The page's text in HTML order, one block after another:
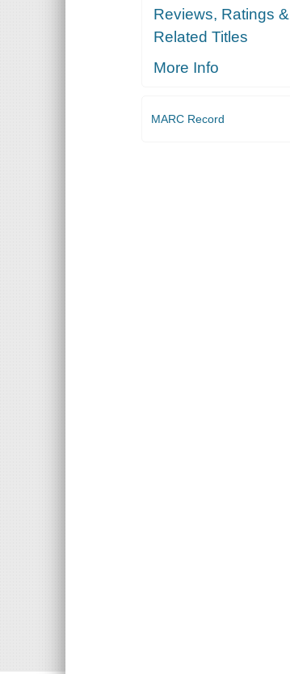
Reviews, Ratings &
Related Titles
More Info
MARC Record